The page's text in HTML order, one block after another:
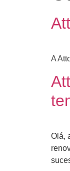
A
Olá,